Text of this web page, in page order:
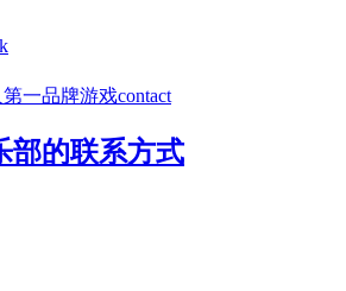
一品牌游戏contact
部的联系方式